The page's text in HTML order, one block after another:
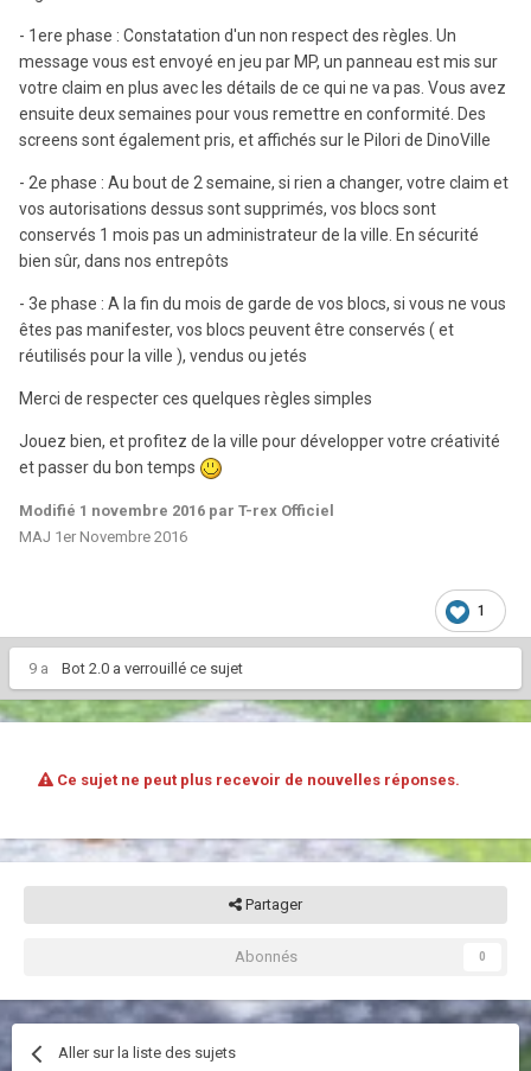
- 1ere phase : Constatation d'un non respect des règles. Un
message vous est envoyé en jeu par MP, un panneau est mis sur
votre claim en plus avec les détails de ce qui ne va pas. Vous avez
ensuite deux semaines pour vous remettre en conformité. Des
screens sont également pris, et affichés sur le Pilori de DinoVille
- 2e phase : Au bout de 2 semaine, si rien a changer, votre claim et
vos autorisations dessus sont supprimés, vos blocs sont
conservés 1 mois pas un administrateur de la ville. En sécurité
bien sûr, dans nos entrepôts
- 3e phase : A la fin du mois de garde de vos blocs, si vous ne vous
êtes pas manifester, vos blocs peuvent être conservés ( et
réutilisés pour la ville ), vendus ou jetés
Merci de respecter ces quelques règles simples
Jouez bien, et profitez de la ville pour développer votre créativité
et passer du bon temps
Modifié 1 novembre 2016 par T-rex Officiel
MAJ 1er Novembre 2016
1
9 a Bot 2.0 a verrouillé ce sujet
Ce sujet ne peut plus recevoir de nouvelles réponses.
Partager
Abonnés 0
Aller sur la liste des sujets